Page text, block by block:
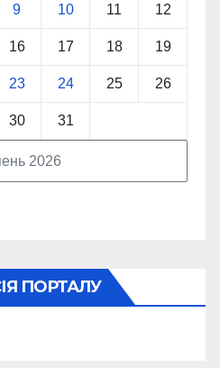
2026
9 10 11 12
16 17 18 19
23 24 25 26
30 31
ПОРТАЛУ